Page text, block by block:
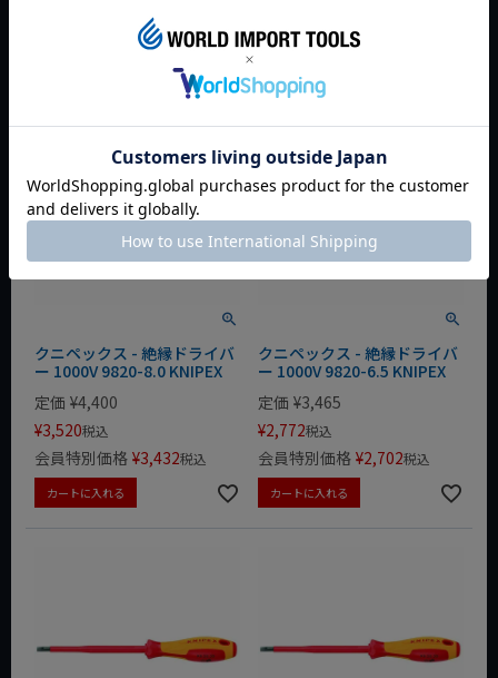
カートに入れる
クニペックス - 絶縁ドライバ
ー 1000V 9820-8.0 KNIPEX
定価 ¥4,400
¥3,520税込
会員特別価格 ¥3,432税込
カートに入れる
クニペックス - 絶縁ドライバ
ー 1000V 9820-6.5 KNIPEX
定価 ¥3,465
¥2,772税込
会員特別価格 ¥2,702税込
カートに入れる